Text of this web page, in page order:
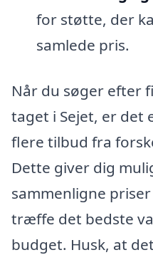
for støtte, der
samlede pris.
Når du søger efter
taget i Sejet, er det
flere tilbud fra
Dette giver dig
sammenligne
træffe det bedste
budget. Husk, at